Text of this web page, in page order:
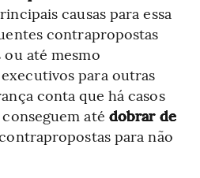
causas para essa
contrapropostas
até mesmo
para outras
conta que há casos
até dobrar de
para não